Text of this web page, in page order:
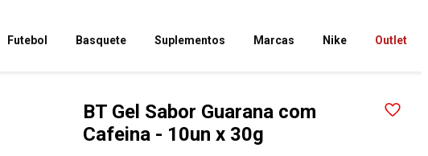
Futebol Basquete Suplementos Marcas Nike Outlet
BT Gel Sabor Guarana com
Cafeina - 10un x 30g